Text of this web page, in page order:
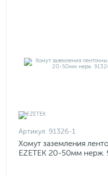
Артикул: 91326-1
Хомут заземления
EZETEK 20-50мм нерж.